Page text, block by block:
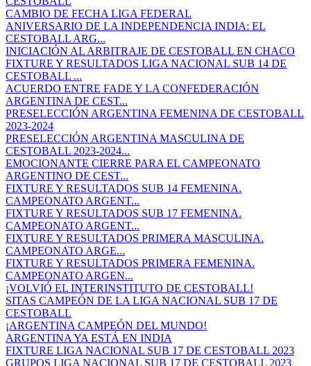
CAMBIO DE FECHA LIGA FEDERAL
ANIVERSARIO DE LA INDEPENDENCIA INDIA: EL
CESTOBALL ARG...
INICIACIÓN AL ARBITRAJE DE CESTOBALL EN CHACO
FIXTURE Y RESULTADOS LIGA NACIONAL SUB 14 DE
CESTOBALL ...
ACUERDO ENTRE FADE Y LA CONFEDERACIÓN
ARGENTINA DE CEST...
PRESELECCIÓN ARGENTINA FEMENINA DE CESTOBALL
2023-2024
PRESELECCIÓN ARGENTINA MASCULINA DE
CESTOBALL 2023-2024...
EMOCIONANTE CIERRE PARA EL CAMPEONATO
ARGENTINO DE CEST...
FIXTURE Y RESULTADOS SUB 14 FEMENINA.
CAMPEONATO ARGENT...
FIXTURE Y RESULTADOS SUB 17 FEMENINA.
CAMPEONATO ARGENT...
FIXTURE Y RESULTADOS PRIMERA MASCULINA.
CAMPEONATO ARGE...
FIXTURE Y RESULTADOS PRIMERA FEMENINA.
CAMPEONATO ARGEN...
¡VOLVIÓ EL INTERINSTITUTO DE CESTOBALL!
SITAS CAMPEÓN DE LA LIGA NACIONAL SUB 17 DE
CESTOBALL
¡ARGENTINA CAMPEÓN DEL MUNDO!
ARGENTINA YA ESTÁ EN INDIA
FIXTURE LIGA NACIONAL SUB 17 DE CESTOBALL 2023
GRUPOS LIGA NACIONAL SUB 17 DE CESTOBALL 2023